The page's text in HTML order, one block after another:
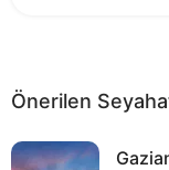
Önerilen